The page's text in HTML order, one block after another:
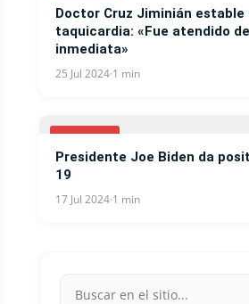
Doctor Cruz Jiminián
taquicardia: «Fue atendido
inmediata»
25 Jul 2024·1 min
COVID-19
Presidente Joe Biden da
19
17 Jul 2024·1 min